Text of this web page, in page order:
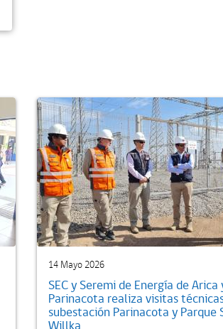
14 Mayo 2026
SEC y Seremi de Energía de Arica
Parinacota realiza visitas
subestación Parinacota y Parque